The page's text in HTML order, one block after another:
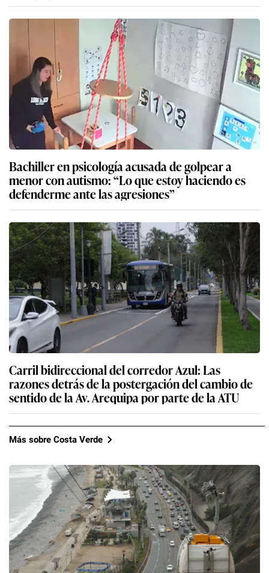
Bachiller en psicología acusada de golpear a
menor con autismo: “Lo que estoy haciendo es
defenderme ante las agresiones”
Carril bidireccional del corredor Azul: Las
razones detrás de la postergación del cambio de
sentido de la Av. Arequipa por parte de la ATU
Más sobre Costa Verde